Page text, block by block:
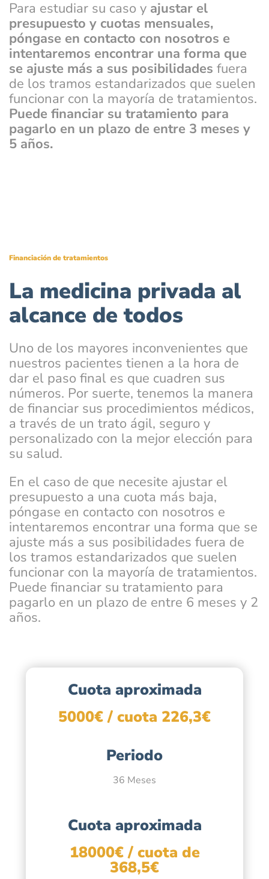
Para estudiar su caso y ajustar el
presupuesto y cuotas mensuales,
póngase en contacto con nosotros e
intentaremos encontrar una forma que
se ajuste más a sus posibilidades fuera
de los tramos estandarizados que suelen
funcionar con la mayoría de tratamientos.
Puede financiar su tratamiento para
pagarlo en un plazo de entre 3 meses y
5 años.
Financiación de tratamientos
La medicina privada al
alcance de todos
Uno de los mayores inconvenientes que
nuestros pacientes tienen a la hora de
dar el paso final es que cuadren sus
números. Por suerte, tenemos la manera
de financiar sus procedimientos médicos,
a través de un trato ágil, seguro y
personalizado con la mejor elección para
su salud.
En el caso de que necesite ajustar el
presupuesto a una cuota más baja,
póngase en contacto con nosotros e
intentaremos encontrar una forma que se
ajuste más a sus posibilidades fuera de
los tramos estandarizados que suelen
funcionar con la mayoría de tratamientos.
Puede financiar su tratamiento para
pagarlo en un plazo de entre 6 meses y 2
años.
Cuota aproximada
5000€ / cuota 226,3€
Periodo
36 Meses
Cuota aproximada
18000€ / cuota de
368,5€